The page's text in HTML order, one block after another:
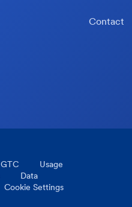
Contact
GTC
Usage
Data
Cookie Settings